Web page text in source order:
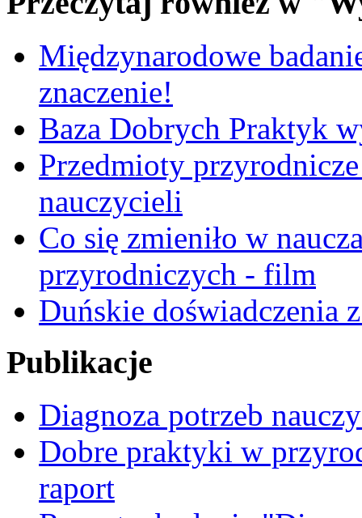
Międzynarodowe
znaczenie!
Baza Dobrych Praktyk
Przedmioty
nauczycieli
Co się zmieniło w
przyrodniczych - film
Duńskie doświadczenia
Publikacje
Diagnoza potrzeb
Dobre praktyki w
raport